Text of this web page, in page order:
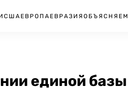
США ЕВРОПА ЕВРАЗИЯ ОБЪЯСНЯЕМ
единой базы